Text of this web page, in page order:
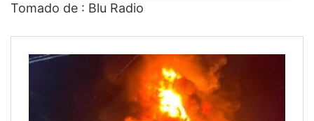
Tomado de : Blu Radio